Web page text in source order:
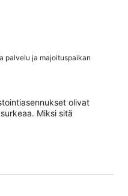
palvelu ja majoituspaikan
olivat
Miksi sitä